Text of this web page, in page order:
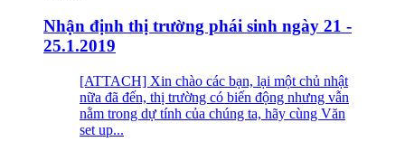
Nhận định thị trường phái sinh ngày 21 -
25.1.2019
[ATTACH] Xin chào các bạn, lại một chủ nhật
nữa đã đến, thị trường có biến động nhưng vẫn
nằm trong dự tính của chúng ta, hãy cùng Văn
set up...